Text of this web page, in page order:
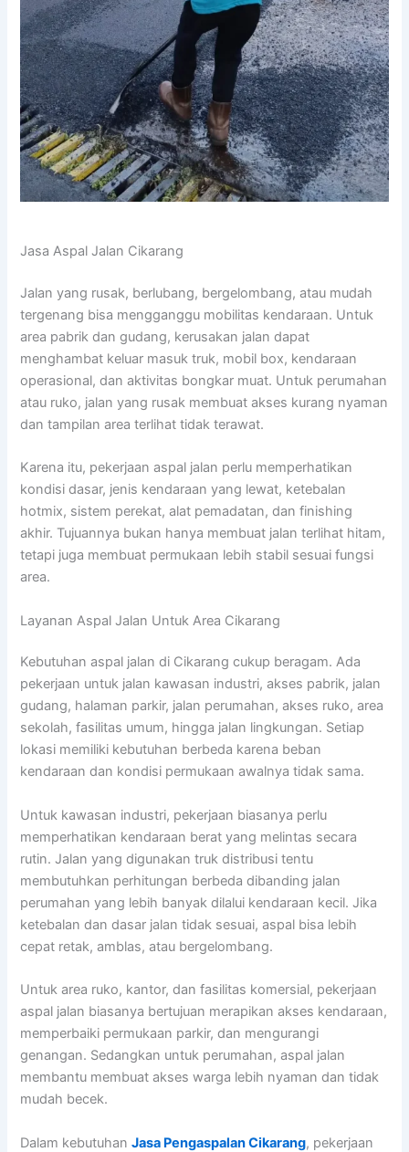
Jasa Aspal Jalan Cikarang
Jalan yang rusak, berlubang, bergelombang, atau mudah
tergenang bisa mengganggu mobilitas kendaraan. Untuk
area pabrik dan gudang, kerusakan jalan dapat
menghambat keluar masuk truk, mobil box, kendaraan
operasional, dan aktivitas bongkar muat. Untuk perumahan
atau ruko, jalan yang rusak membuat akses kurang nyaman
dan tampilan area terlihat tidak terawat.
Karena itu, pekerjaan aspal jalan perlu memperhatikan
kondisi dasar, jenis kendaraan yang lewat, ketebalan
hotmix, sistem perekat, alat pemadatan, dan finishing
akhir. Tujuannya bukan hanya membuat jalan terlihat hitam,
tetapi juga membuat permukaan lebih stabil sesuai fungsi
area.
Layanan Aspal Jalan Untuk Area Cikarang
Kebutuhan aspal jalan di Cikarang cukup beragam. Ada
pekerjaan untuk jalan kawasan industri, akses pabrik, jalan
gudang, halaman parkir, jalan perumahan, akses ruko, area
sekolah, fasilitas umum, hingga jalan lingkungan. Setiap
lokasi memiliki kebutuhan berbeda karena beban
kendaraan dan kondisi permukaan awalnya tidak sama.
Untuk kawasan industri, pekerjaan biasanya perlu
memperhatikan kendaraan berat yang melintas secara
rutin. Jalan yang digunakan truk distribusi tentu
membutuhkan perhitungan berbeda dibanding jalan
perumahan yang lebih banyak dilalui kendaraan kecil. Jika
ketebalan dan dasar jalan tidak sesuai, aspal bisa lebih
cepat retak, amblas, atau bergelombang.
Untuk area ruko, kantor, dan fasilitas komersial, pekerjaan
aspal jalan biasanya bertujuan merapikan akses kendaraan,
memperbaiki permukaan parkir, dan mengurangi
genangan. Sedangkan untuk perumahan, aspal jalan
membantu membuat akses warga lebih nyaman dan tidak
mudah becek.
Dalam kebutuhanJasa Pengaspalan Cikarang, pekerjaan